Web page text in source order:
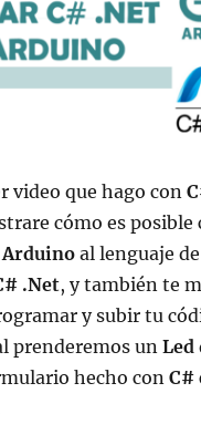
video que hago con
cómo es posible
Arduino al lenguaje de
.Net, y también te
y subir tu
prenderemos un Led
hecho conC#